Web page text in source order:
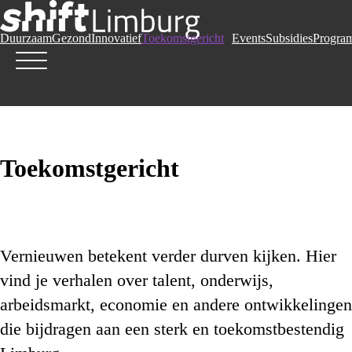
DuurzaamGezondInnovatiefToekomstgericht EventsSubsidies
Toekomstgericht
Vernieuwen betekent verder durven kijken. Hier
vind je verhalen over talent, onderwijs,
arbeidsmarkt, economie en andere ontwikkelingen
die bijdragen aan een sterk en toekomstbestendig